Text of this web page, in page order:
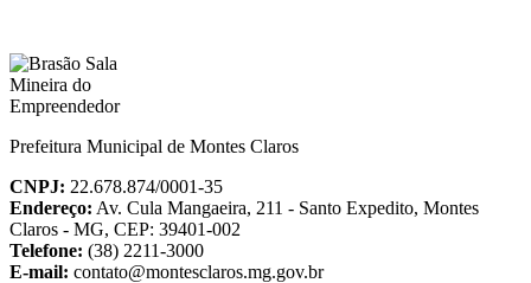
Prefeitura Municipal de Montes Claros
CNPJ: 22.678.874/0001-35
Endereço: Av. Cula Mangaeira, 211 - Santo Expedito, Montes
Claros - MG, CEP: 39401-002
Telefone: (38) 2211-3000
E-mail: contato@montesclaros.mg.gov.br